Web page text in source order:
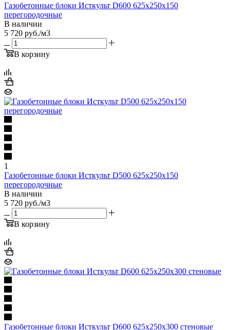
Газобетонные блоки Исткульт D600 625х250х150
перегородочные
В наличии
5 720 руб./м3
В корзину
1
Газобетонные блоки Исткульт D500 625х250х150
перегородочные
В наличии
5 720 руб./м3
В корзину
Газобетонные блоки Исткульт D600 625х250х300 стеновые